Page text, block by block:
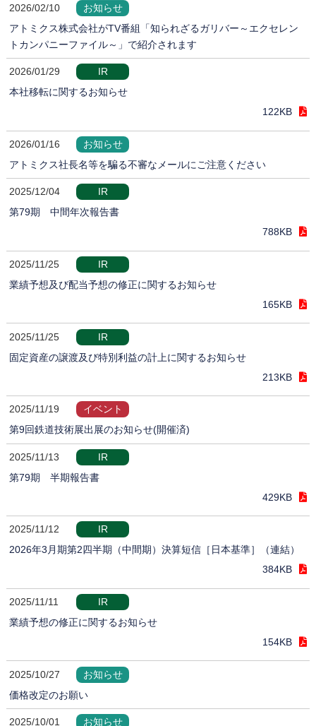
2026/02/10
お知らせ
アトミクス株式会社がTV番組「知られざるガリバー～エクセレン
トカンパニーファイル～」で紹介されます
2026/01/29
IR
本社移転に関するお知らせ
122KB
2026/01/16
お知らせ
アトミクス社長名等を騙る不審なメールにご注意ください
2025/12/04
IR
第79期 中間年次報告書
788KB
2025/11/25
IR
業績予想及び配当予想の修正に関するお知らせ
165KB
2025/11/25
IR
固定資産の譲渡及び特別利益の計上に関するお知らせ
213KB
2025/11/19
イベント
第9回鉄道技術展出展のお知らせ(開催済)
2025/11/13
IR
第79期 半期報告書
429KB
2025/11/12
IR
2026年3月期第2四半期（中間期）決算短信［日本基準］（連結）
384KB
2025/11/11
IR
業績予想の修正に関するお知らせ
154KB
2025/10/27
お知らせ
価格改定のお願い
2025/10/01 お知らせ